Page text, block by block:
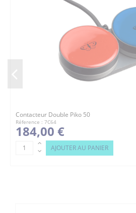
Contacteur Double Piko 50
Réference : 7C64
184,00 €
AJOUTER AU PANIER